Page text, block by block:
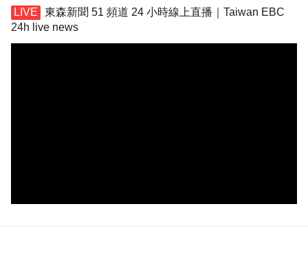
東森新聞 51 頻道 24 小時線上直播｜Taiwan EBC
24h live news